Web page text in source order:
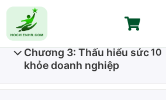
Trang chủ All Courses
HR Business Partner Từ ZERO đến
chiến lược cho HR
năng cần có
Chương 3: Thấu hiểu sức
khỏe doanh nghiệp
10